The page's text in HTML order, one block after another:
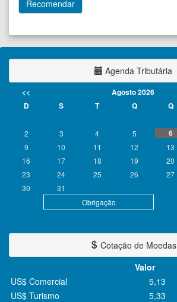
Agenda Tributária
<< Agosto 2026
D
S T Q Q
Obrigação
2
3 4 5 6
9
10 11 12 13
16
17 18 19 20
23
24 25 26 27
30
31
Cotação de Moedas
Valor
US$ Comercial 5,13
US$ Turismo
5,33